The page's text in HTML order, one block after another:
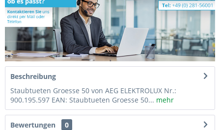
Beschreibung
Staubtueten Groesse 50 von AEG ELEKTROLUX Nr.:
900.195.597 EAN: Staubtueten Groesse 50... mehr
Bewertungen
0